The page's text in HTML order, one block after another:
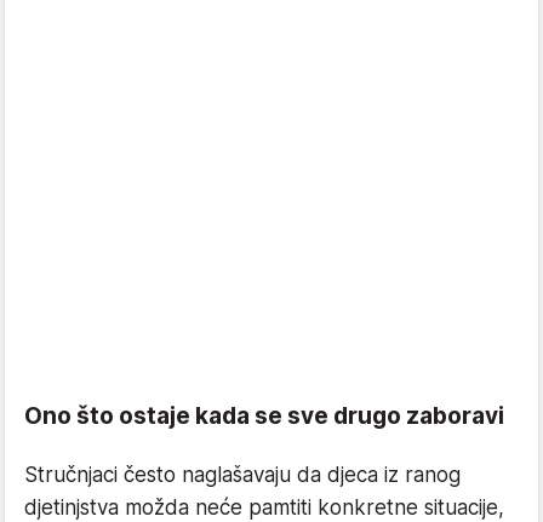
Ono što ostaje kada se sve drugo zaboravi
Stručnjaci često naglašavaju da djeca iz ranog
djetinjstva možda neće pamtiti konkretne situacije,